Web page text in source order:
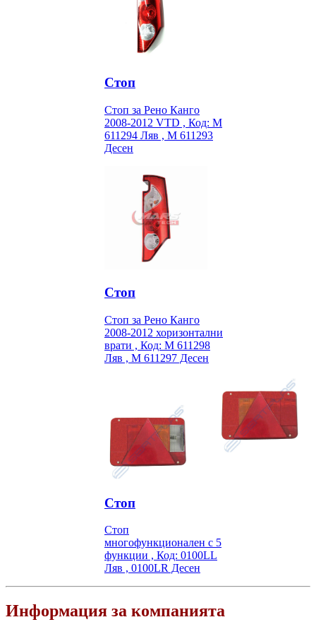
Стоп
Стоп за Рено Канго
2008-2012 VTD , Код: M
611294 Ляв , M 611293
Десен
Стоп
Стоп за Рено Канго
2008-2012 хоризонтални
врати , Код: M 611298
Ляв , M 611297 Десен
Стоп
Стоп
многофункционален c 5
функции , Код: 0100LL
Ляв , 0100LR Десен
Информация за компанията